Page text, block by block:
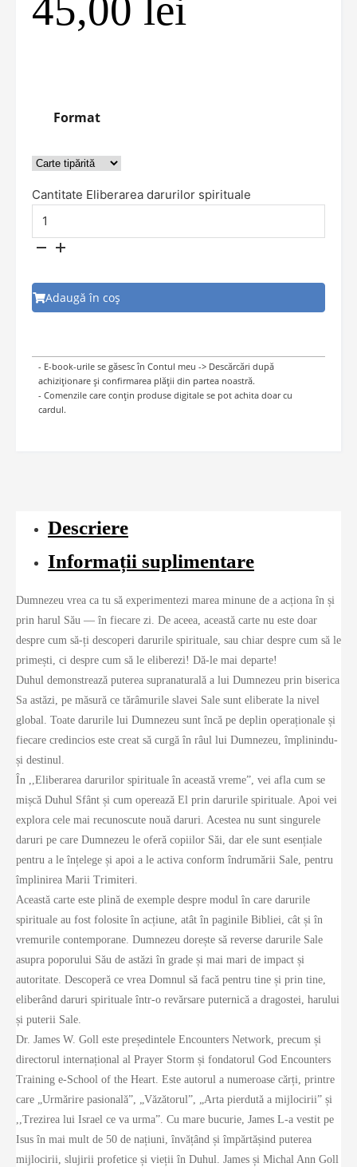
45,00 lei
Format
Cantitate Eliberarea darurilor spirituale
Adaugă în coș
- E-book-urile se găsesc în Contul meu -> Descărcări după
achiziționare și confirmarea plății din partea noastră.
- Comenzile care conțin produse digitale se pot achita doar cu
cardul.
Descriere
Informații suplimentare
Dumnezeu vrea ca tu să experimentezi marea minune de a acționa în și
prin harul Său — în fiecare zi. De aceea, această carte nu este doar
despre cum să-ți descoperi darurile spirituale, sau chiar despre cum să le
primești, ci despre cum să le eliberezi! Dă-le mai departe!
Duhul demonstrează puterea supranaturală a lui Dumnezeu prin biserica
Sa astăzi, pe măsură ce tărâmurile slavei Sale sunt eliberate la nivel
global. Toate darurile lui Dumnezeu sunt încă pe deplin operaționale și
fiecare credincios este creat să curgă în râul lui Dumnezeu, împlinindu-
și destinul.
În ,,Eliberarea darurilor spirituale în această vreme”, vei afla cum se
mișcă Duhul Sfânt și cum operează El prin darurile spirituale. Apoi vei
explora cele mai recunoscute nouă daruri. Acestea nu sunt singurele
daruri pe care Dumnezeu le oferă copiilor Săi, dar ele sunt esențiale
pentru a le înțelege și apoi a le activa conform îndrumării Sale, pentru
împlinirea Marii Trimiteri.
Această carte este plină de exemple despre modul în care darurile
spirituale au fost folosite în acțiune, atât în paginile Bibliei, cât și în
vremurile contemporane. Dumnezeu dorește să reverse darurile Sale
asupra poporului Său de astăzi în grade și mai mari de impact și
autoritate. Descoperă ce vrea Domnul să facă pentru tine și prin tine,
eliberând daruri spirituale într-o revărsare puternică a dragostei, harului
și puterii Sale.
Dr. James W. Goll este președintele Encounters Network, precum și
directorul internațional al Prayer Storm și fondatorul God Encounters
Training e-School of the Heart. Este autorul a numeroase cărți, printre
care „Urmărire pasională”, „Văzătorul”, „Arta pierdută a mijlocirii” și
,,Trezirea lui Israel ce va urma”. Cu mare bucurie, James L-a vestit pe
Isus în mai mult de 50 de națiuni, învățând și împărtășind puterea
mijlocirii, slujirii profetice și vieții în Duhul. James și Michal Ann Goll